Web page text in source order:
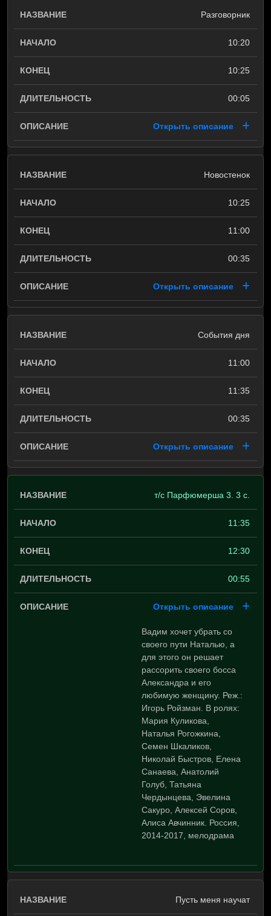
Разговорник
10:20
10:25
00:05
Открыть описание
Новостенок
10:25
11:00
00:35
Открыть описание
События дня
11:00
11:35
00:35
Открыть описание
т/с Парфюмерша 3. 3 с.
11:35
12:30
00:55
Открыть описание
Вадим хочет убрать со
своего пути Наталью, а
для этого он решает
рассорить своего босса
Александра и его
любимую женщину. Реж.:
Игорь Ройзман. В ролях:
Мария Куликова,
Наталья Рогожкина,
Семен Шкаликов,
Николай Быстров, Елена
Санаева, Анатолий
Голуб, Татьяна
Чердынцева, Эвелина
Сакуро, Алексей Соров,
Алиса Авчинник. Россия,
2014-2017, мелодрама
Пусть меня научат